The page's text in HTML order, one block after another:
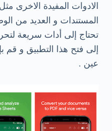
الادوات المفيدة الاخرى
المستندات و العديد من
إلى فتح هذا التطبيق و قم
عين .